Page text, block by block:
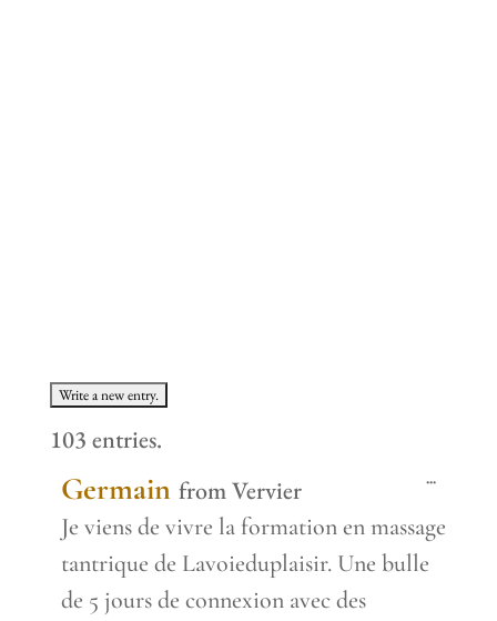
103 entries.
Germain fromVervier
Je viens de vivre la formation en massage
tantrique de Lavoieduplaisir. Une bulle
de 5 jours de connexion avec des
...Toggle